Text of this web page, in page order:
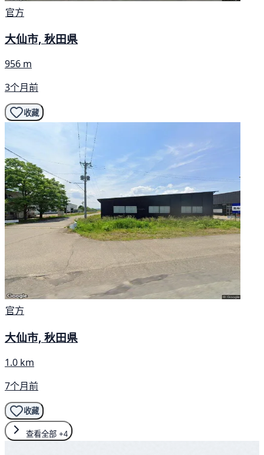
官方
大仙市, 秋田県
956 m
3个月前
收藏
官方
大仙市, 秋田県
1.0 km
7个月前
收藏
查看全部 +4